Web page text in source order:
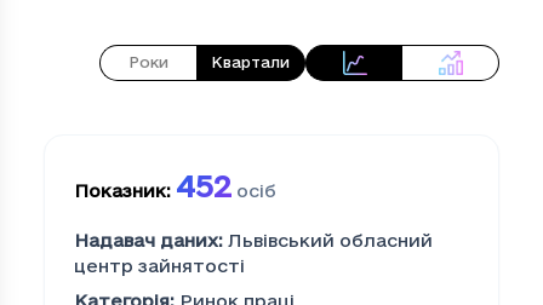
Роки Квартали
Показник: 452 осіб
Надавач даних: Львівський обласний
центр зайнятості